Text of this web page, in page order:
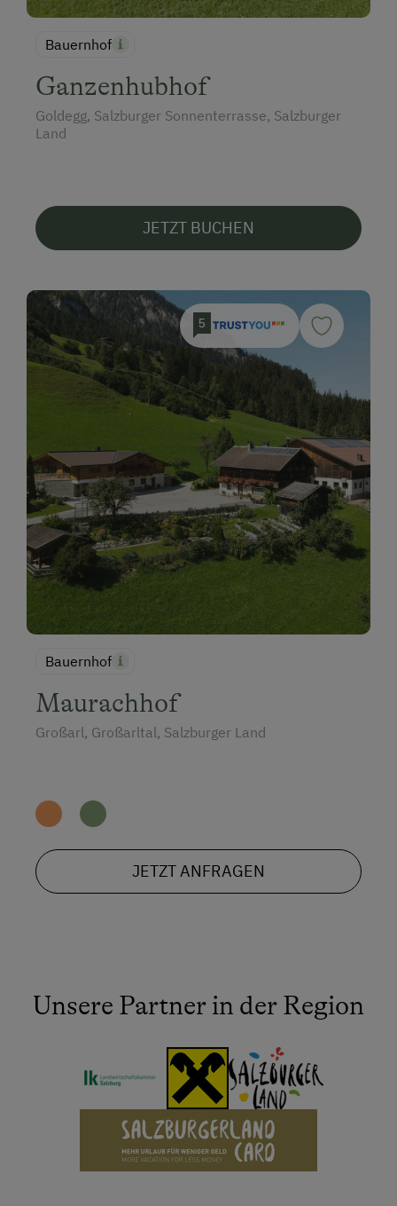
Bauernhof
Ganzenhubhof
Goldegg, Salzburger Sonnenterrasse, Salzburger
Land
JETZT BUCHEN
5
Bauernhof
Maurachhof
Großarl, Großarltal, Salzburger Land
JETZT ANFRAGEN
Unsere Partner in der Region